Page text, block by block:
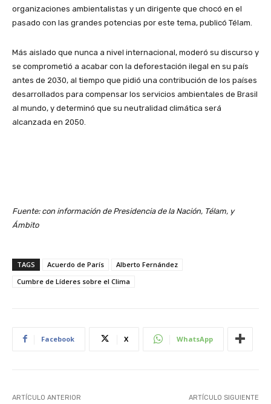
organizaciones ambientalistas y un dirigente que chocó en el
pasado con las grandes potencias por este tema, publicó Télam.
Más aislado que nunca a nivel internacional, moderó su discurso y
se comprometió a acabar con la deforestación ilegal en su país
antes de 2030, al tiempo que pidió una contribución de los países
desarrollados para compensar los servicios ambientales de Brasil
al mundo, y determinó que su neutralidad climática será
alcanzada en 2050.
Fuente: con información de Presidencia de la Nación, Télam, y
Ámbito
TAGS Acuerdo de París
Alberto Fernández
Cumbre de Líderes sobre el Clima
Facebook X WhatsApp
ARTÍCULO ANTERIOR ARTÍCULO SIGUIENTE